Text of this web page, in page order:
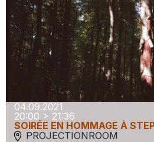
04.09.2021
20:00 > 21:36
SOIRÉE EN HOMMAGE À
PROJECTIONROOM